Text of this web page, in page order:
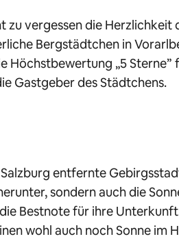
zu vergessen die
Bergstädtchen in
Höchstbewertung „5
Gastgeber des Städtchens.
entfernte
sondern auch die
Bestnote für ihre
wohl auch noch Sonne im